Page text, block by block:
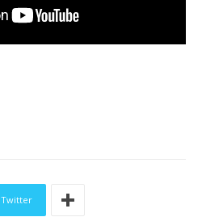
Twitter